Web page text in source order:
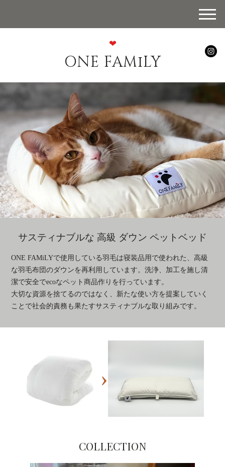
❤︎
ONE FAMiLY
サスティナブルな 高級 ダウン ペットベッド
ONE FAMiLYで使用している羽毛は寝装品用で使われた、高級
な羽毛布団のダウンを再利用しています。洗浄、加工を施し清
潔で安全でecoなペット商品作りを行っています。
大切な資源を捨てるのではなく、新たな使い方を提案していく
ことで社会的責務も果たすサスティナブルな取り組みです。
›
COLLECTION